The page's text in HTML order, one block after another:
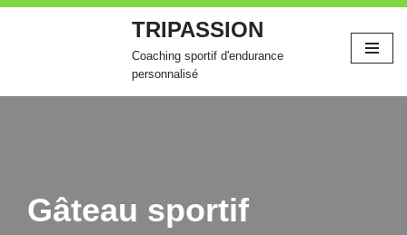
TRIPASSION
Coaching sportif d'endurance
personnalisé
Gâteau sportif